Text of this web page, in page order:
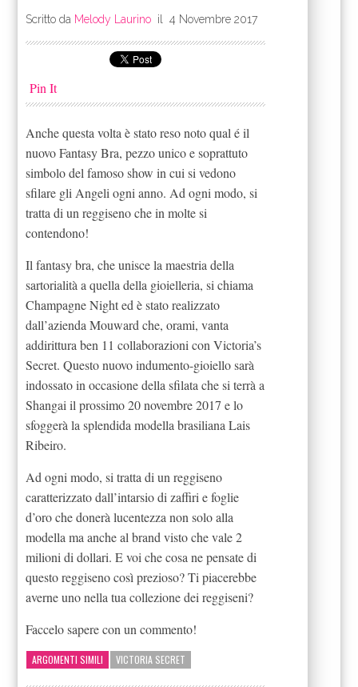
Scritto da Melody Laurino il4 Novembre 2017
Pin It
Anche questa volta è stato reso noto qual é il
nuovo Fantasy Bra, pezzo unico e soprattuto
simbolo del famoso show in cui si vedono
sfilare gli Angeli ogni anno. Ad ogni modo, si
tratta di un reggiseno che in molte si
contendono!
Il fantasy bra, che unisce la maestria della
sartorialità a quella della gioielleria, si chiama
Champagne Night ed è stato realizzato
dall’azienda Mouward che, orami, vanta
addirittura ben 11 collaborazioni con Victoria’s
Secret. Questo nuovo indumento-gioiello sarà
indossato in occasione della sfilata che si terrà a
Shangai il prossimo 20 novembre 2017 e lo
sfoggerà la splendida modella brasiliana Lais
Ribeiro.
Ad ogni modo, si tratta di un reggiseno
caratterizzato dall’intarsio di zaffiri e foglie
d’oro che donerà lucentezza non solo alla
modella ma anche al brand visto che vale 2
milioni di dollari. E voi che cosa ne pensate di
questo reggiseno così prezioso? Ti piacerebbe
averne uno nella tua collezione dei reggiseni?
Faccelo sapere con un commento!
ARGOMENTI SIMILI VICTORIA SECRET